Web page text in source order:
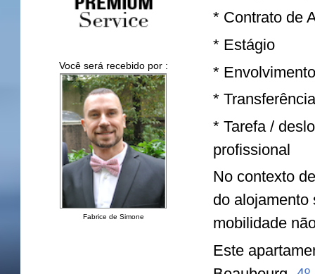
* Contrato de
* Estágio
*
*
* Tarefa /
profissional
No contexto
do alojamento
mobilidade
Este
Você será recebido por :
Fabrice de Simone